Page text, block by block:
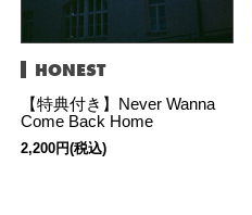
HONEST
【特典付き】Never Wanna
Come Back Home
2,200円(税込)